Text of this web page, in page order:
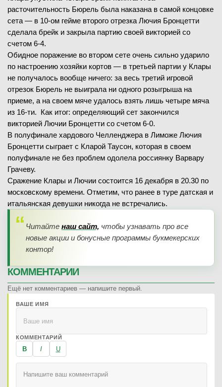
расточительность Бюрель была наказана в самой концовке
сета — в 10-ом гейме второго отрезка Лючия Бронцетти
сделала брейк и закрыла партию своей викторией со
счетом 6-4.
Обидное поражение во втором сете очень сильно ударило
по настроению хозяйки кортов — в третьей партии у Клары
не получалось вообще ничего: за весь третий игровой
отрезок Бюрель не выиграла ни одного розыгрыша на
приеме, а на своем мяче удалось взять лишь четыре мяча
из 16-ти. Как итог: определяющий сет закончился
викторией Лючии Бронцетти со счетом 6-0.
В полуфинале хардового Челленджера в Лиможе Лючия
Бронцетти сыграет с Кларой Таусон, которая в своем
полуфинале не без проблем одолела россиянку Варвару
Грачеву.
Сражение Клары и Лючии состоится 16 декабря в 20.30 по
московскому времени. Отметим, что ранее в туре датская и
итальянская девушки никогда не встречались.
Читайте наш сайт, чтобы узнавать про все
новые акции и бонусные программы букмекерских
контор!
КОММЕНТАРИИ
Ещё нет комментариев — напишите первый.
ВАШЕ ИМЯ
КОММЕНТАРИЙ
B I U